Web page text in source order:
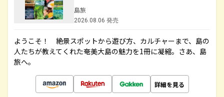
島旅
2026.08.06 発売
ようこそ！ 絶景スポットから遊び方、カルチャーまで、島の
人たちが教えてくれた奄美大島の魅力を1冊に凝縮。さあ、島
旅へ。
詳細を見る